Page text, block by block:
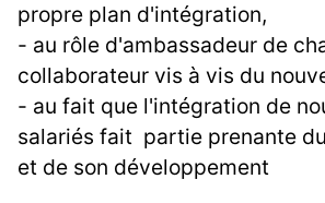
propre plan d'intégration,
- au rôle d'ambassadeur de
collaborateur vis à vis du
- au fait que l'intégration de
salariés fait partie prenante
et de son développement